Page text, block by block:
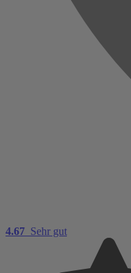
4.67 Sehr gut